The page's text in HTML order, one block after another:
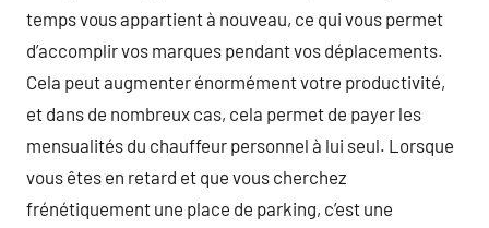
temps vous appartient à nouveau, ce qui vous permet
d’accomplir vos marques pendant vos déplacements.
Cela peut augmenter énormément votre productivité,
et dans de nombreux cas, cela permet de payer les
mensualités du chauffeur personnel à lui seul. Lorsque
vous êtes en retard et que vous cherchez
frénétiquement une place de parking, c’est une